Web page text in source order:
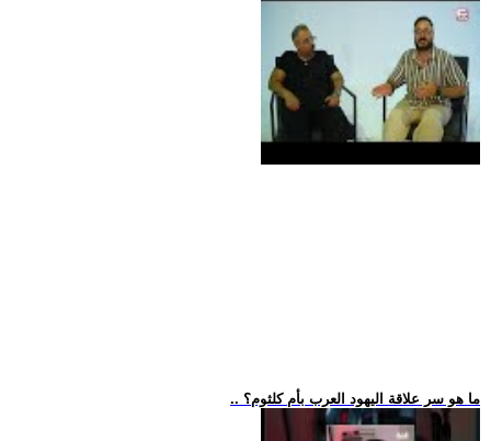
.. ما هو سر علاقة اليهود العرب بأم كلثوم؟